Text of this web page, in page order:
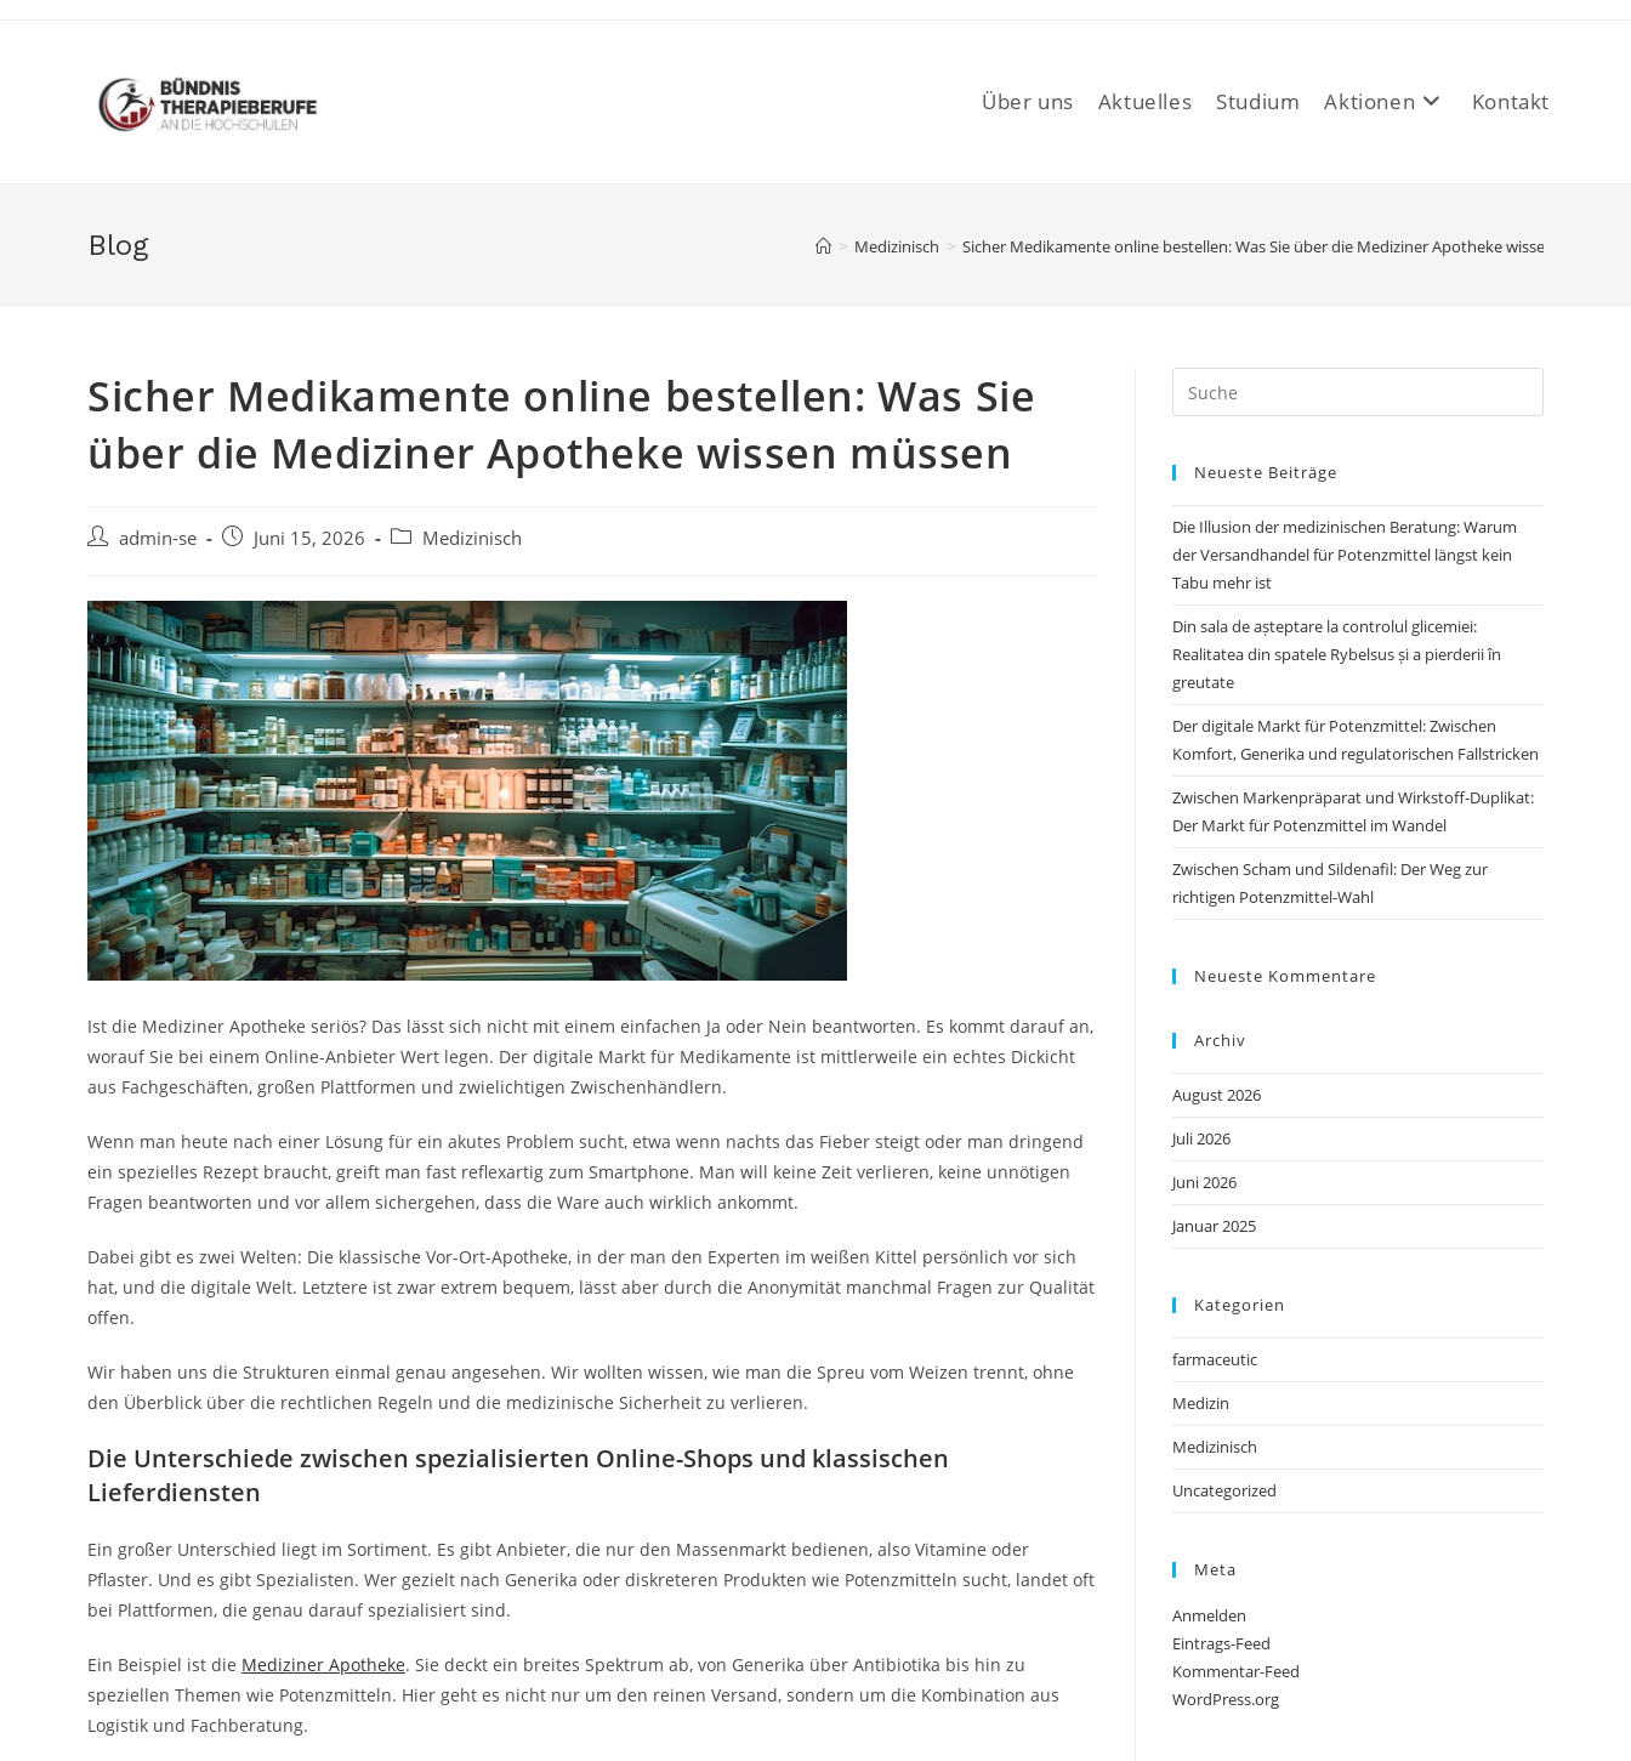
Über uns Aktuelles Studium Aktionen Kontakt
Blog > Medizinisch > Sicher Medikamente online bestellen: Was Sie über die Mediziner Apotheke wissen müssen
Sicher Medikamente online bestellen: Was Sie
über die Mediziner Apotheke wissen müssen
Beitrags-
admin-se
BeitragJuni 15, 2026
Beitrags-
Medizinisch
Ist die Mediziner Apotheke seriös? Das lässt sich nicht mit einem einfachen Ja oder Nein beantworten. Es kommt darauf an,
worauf Sie bei einem Online-Anbieter Wert legen. Der digitale Markt für Medikamente ist mittlerweile ein echtes Dickicht
aus Fachgeschäften, großen Plattformen und zwielichtigen Zwischenhändlern.
Wenn man heute nach einer Lösung für ein akutes Problem sucht, etwa wenn nachts das Fieber steigt oder man dringend
ein spezielles Rezept braucht, greift man fast reflexartig zum Smartphone. Man will keine Zeit verlieren, keine unnötigen
Fragen beantworten und vor allem sichergehen, dass die Ware auch wirklich ankommt.
Dabei gibt es zwei Welten: Die klassische Vor-Ort-Apotheke, in der man den Experten im weißen Kittel persönlich vor sich
hat, und die digitale Welt. Letztere ist zwar extrem bequem, lässt aber durch die Anonymität manchmal Fragen zur Qualität
offen.
Wir haben uns die Strukturen einmal genau angesehen. Wir wollten wissen, wie man die Spreu vom Weizen trennt, ohne
den Überblick über die rechtlichen Regeln und die medizinische Sicherheit zu verlieren.
Die Unterschiede zwischen spezialisierten Online-Shops und klassischen
Lieferdiensten
Ein großer Unterschied liegt im Sortiment. Es gibt Anbieter, die nur den Massenmarkt bedienen, also Vitamine oder
Pflaster. Und es gibt Spezialisten. Wer gezielt nach Generika oder diskreteren Produkten wie Potenzmitteln sucht, landet oft
bei Plattformen, die genau darauf spezialisiert sind.
Ein Beispiel ist die Mediziner Apotheke. Sie deckt ein breites Spektrum ab, von Generika über Antibiotika bis hin zu
speziellen Themen wie Potenzmitteln. Hier geht es nicht nur um den reinen Versand, sondern um die Kombination aus
Logistik und Fachberatung.
Neueste Beiträge
Die Illusion der medizinischen Beratung: Warum
der Versandhandel für Potenzmittel längst kein
Tabu mehr ist
Din sala de așteptare la controlul glicemiei:
Realitatea din spatele Rybelsus și a pierderii în
greutate
Der digitale Markt für Potenzmittel: Zwischen
Komfort, Generika und regulatorischen Fallstricken
Zwischen Markenpräparat und Wirkstoff-Duplikat:
Der Markt für Potenzmittel im Wandel
Zwischen Scham und Sildenafil: Der Weg zur
richtigen Potenzmittel-Wahl
Neueste Kommentare
Archiv
August 2026
Juli 2026
Juni 2026
Januar 2025
Kategorien
farmaceutic
Medizin
Medizinisch
Uncategorized
Meta
Anmelden
Eintrags-Feed
Kommentar-Feed
WordPress.org